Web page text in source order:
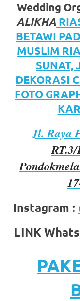
these
guys
https://
comment
watches.
replica
24
Hours
Online
Wedding
ALIKHA
BETAWI
MUSLIM
SUNAT,
DEKORASI
FOTO
Jl. Raya
Instagram :
LINK